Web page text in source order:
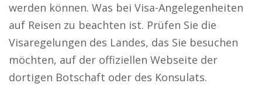
werden können. Was bei Visa-Angelegenheiten
auf Reisen zu beachten ist. Prüfen Sie die
Visaregelungen des Landes, das Sie besuchen
möchten, auf der offiziellen Webseite der
dortigen Botschaft oder des Konsulats.